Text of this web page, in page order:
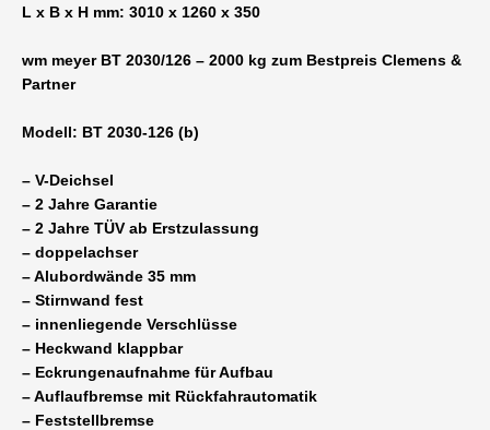
13
Bereifung
-
für
+
Garten
100
km/h
möglich
-
Vorderwand
fest
Menge
L x B x H mm: 3010 x 1260 x 350
wm meyer BT 2030/126 – 2000 kg zum Bestpreis Clemens &
Partner
Modell: BT 2030-126 (b)
– V-Deichsel
– 2 Jahre Garantie
– 2 Jahre TÜV ab Erstzulassung
– doppelachser
– Alubordwände 35 mm
– Stirnwand fest
– innenliegende Verschlüsse
– Heckwand klappbar
– Eckrungenaufnahme für Aufbau
– Auflaufbremse mit Rückfahrautomatik
– Feststellbremse